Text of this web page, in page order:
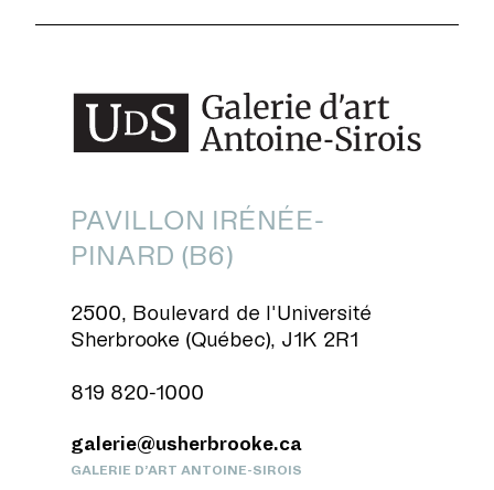
PAVILLON IRÉNÉE-
PINARD (B6)
2500, Boulevard de l'Université
Sherbrooke (Québec), J1K 2R1
819 820-1000
galerie@usherbrooke.ca
GALERIE D’ART ANTOINE-SIROIS